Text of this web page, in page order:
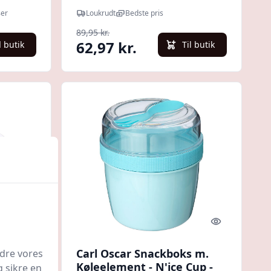
butik
Slimline Quaddie - 1.5L -
Minty Teal
Loukrudt Bedste pris
89,95 kr.
62,97 kr. Til butik
Quick look
Carl Oscar Snackboks m.
Køleelement - N'ice Cup -
vores
sikre en